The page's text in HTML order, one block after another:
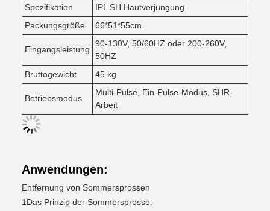
Spezifikation
IPL SH Hautverjüngung
Packungsgröße
66*51*55cm
Eingangsleistung
90-130V, 50/60HZ oder 200-260V,
50HZ
Bruttogewicht
45 kg
Betriebsmodus
Multi-Pulse, Ein-Pulse-Modus, SHR-
Arbeit
Anwendungen:
Entfernung von Sommersprossen
1Das Prinzip der Sommersprosse: